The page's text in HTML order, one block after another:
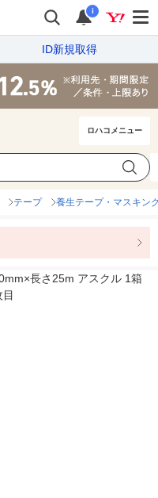
i
ID新規取得
ロハコメニュー
テープ 養生テープ・マスキン